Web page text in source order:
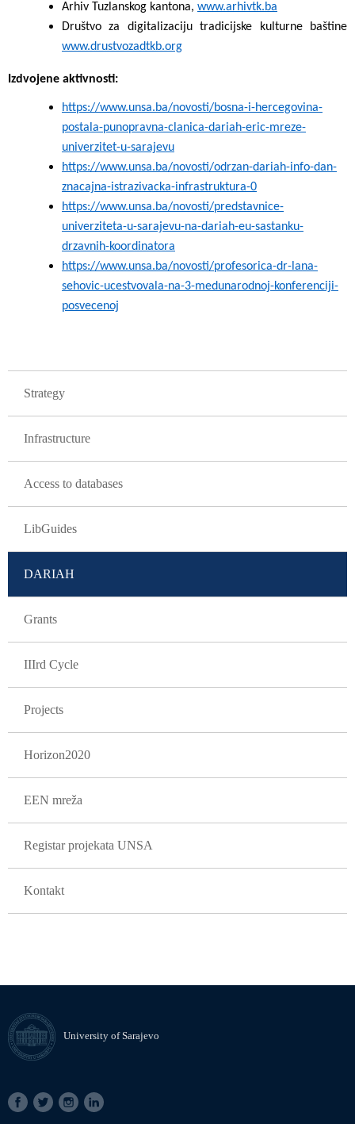
Arhiv Tuzlanskog kantona, www.arhivtk.ba
Društvo za digitalizaciju tradicijske kulturne baštine
www.drustvozadtkb.org
Izdvojene aktivnosti:
https://www.unsa.ba/novosti/bosna-i-hercegovina-
postala-punopravna-clanica-dariah-eric-mreze-
univerzitet-u-sarajevu
https://www.unsa.ba/novosti/odrzan-dariah-info-dan-
znacajna-istrazivacka-infrastruktura-0
https://www.unsa.ba/novosti/predstavnice-
univerziteta-u-sarajevu-na-dariah-eu-sastanku-
drzavnih-koordinatora
https://www.unsa.ba/novosti/profesorica-dr-lana-
sehovic-ucestvovala-na-3-medunarodnoj-konferenciji-
posvecenoj
Strategy
Infrastructure
Access to databases
LibGuides
DARIAH
Grants
IIIrd Cycle
Projects
Horizon2020
EEN mreža
Registar projekata UNSA
Kontakt
University of Sarajevo
SOCIAL
LINKS